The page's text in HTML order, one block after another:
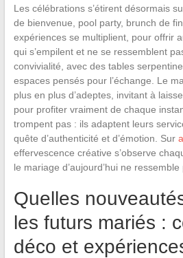
Les célébrations s’étirent désormais
de bienvenue, pool party, brunch de
expériences se multiplient, pour offrir
qui s’empilent et ne se ressemblent
convivialité, avec des tables
espaces pensés pour l’échange. Le
plus en plus d’adeptes, invitant à
pour profiter vraiment de chaque
trompent pas : ils adaptent leurs
quête d’authenticité et d’émotion. Sur
effervescence créative s’observe
le mariage d’aujourd’hui ne ressemble
Quelles
les futurs mariés :
déco et